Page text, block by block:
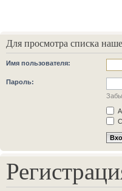
Для просмотра списка
Имя пользователя:
Пароль: